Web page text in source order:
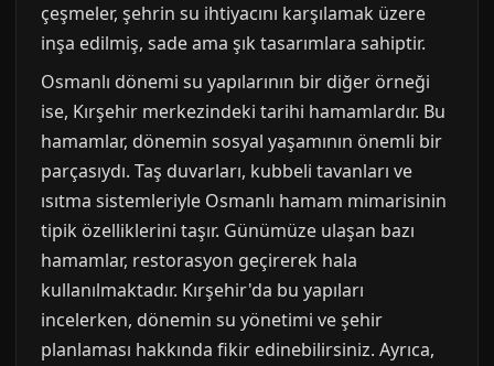
çeşmeler, şehrin su ihtiyacını karşılamak üzere
inşa edilmiş, sade ama şık tasarımlara sahiptir.
Osmanlı dönemi su yapılarının bir diğer örneği
ise, Kırşehir merkezindeki tarihi hamamlardır. Bu
hamamlar, dönemin sosyal yaşamının önemli bir
parçasıydı. Taş duvarları, kubbeli tavanları ve
ısıtma sistemleriyle Osmanlı hamam mimarisinin
tipik özelliklerini taşır. Günümüze ulaşan bazı
hamamlar, restorasyon geçirerek hala
kullanılmaktadır. Kırşehir'da bu yapıları
incelerken, dönemin su yönetimi ve şehir
planlaması hakkında fikir edinebilirsiniz. Ayrıca,